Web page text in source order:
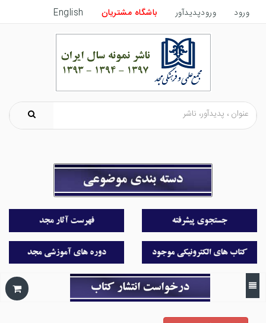
ورود ورودپدیدآور باشگاه مشتریان English